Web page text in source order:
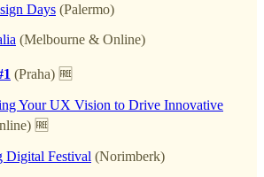
Days (Palermo)
(Melbourne & Online)
(Praha) 🆓
Your UX Vision to Drive Innovative
🆓
Digital Festival (Norimberk)